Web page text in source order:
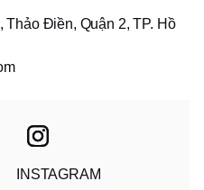
Thảo Điền, Quận 2, TP. Hồ
INSTAGRAM